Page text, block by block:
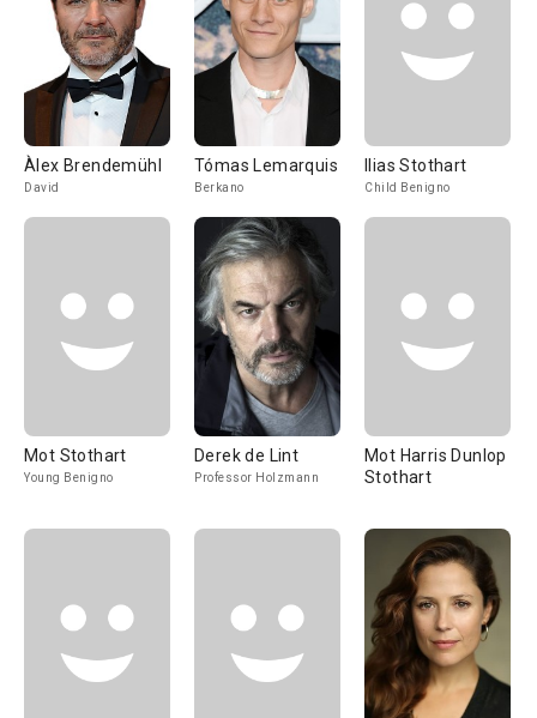
Àlex Brendemühl
David
Tómas Lemarquis
Berkano
Ilias Stothart
Child Benigno
Mot Stothart
Young Benigno
Derek de Lint
Professor Holzmann
Mot Harris Dunlop
Stothart